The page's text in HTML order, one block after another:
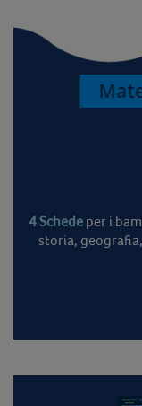
4 Schede per i
storia,